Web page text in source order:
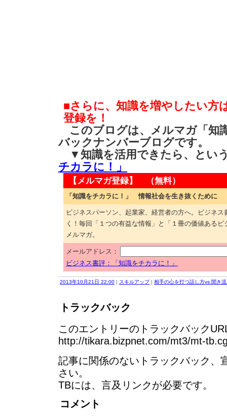
■さらに、知識を増やしたい方
登録を！
このブログは、メルマガ「知
バックナンバーブログです。
▼知識を活用できたら、と
チカラに！」
【メルマガ登録】 （無料）
「知識をチカラに！」 情報社会を生き抜くために
ビジネスパーソン、起業家、経営者の方へ。ビジネ
く！毎回「１つの有益な情報」と「１冊の価値ある
メルマガ。
メールアドレス：
ビジネス書評：「知識をチカラに！」
2013年10月21日 22:00 | スキルアップ| 相手の心を打つ話し方vs.聞き
トラックバック
このエントリーのトラックバック
http://tikara.bizpnet.com/mt3/mt-
記事に関係のないトラックバック、
さい。
TBには、言及リンクが必要です。
コメント